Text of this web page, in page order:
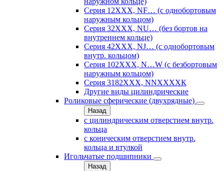
Серия 12ХХХ, NF… (с однобортовым
наружным кольцом)
Серия 32ХХХ, NU… (без бортов на
внутреннем кольце)
Серия 42ХХХ, NJ… (с однобортовым
внутр. кольцом)
Серия 102ХХХ, N…W (с безбортовым
наружным кольцом)
Серия 3182ХХХ, NNХХХХК
Другие виды цилиндрические
Роликовые сферические (двухрядные)
Назад
с цилиндрическим отверстием внутр.
кольца
с коническим отверстием внутр.
кольца и втулкой
Игольчатые подшипники
Назад